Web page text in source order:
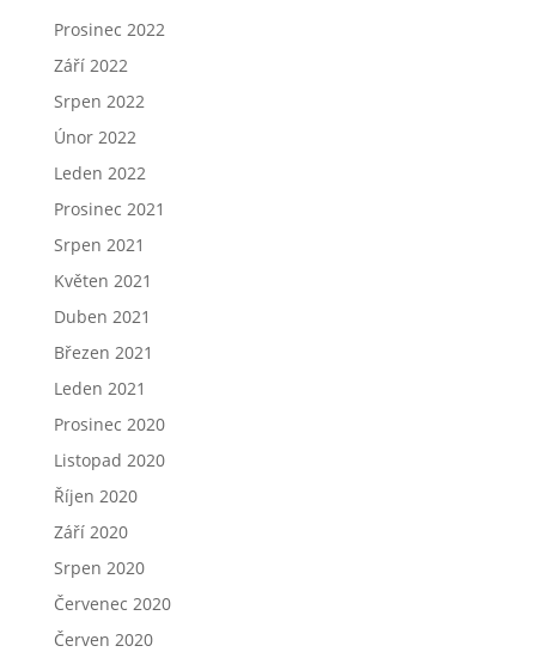
Prosinec 2022
Září 2022
Srpen 2022
Únor 2022
Leden 2022
Prosinec 2021
Srpen 2021
Květen 2021
Duben 2021
Březen 2021
Leden 2021
Prosinec 2020
Listopad 2020
Říjen 2020
Září 2020
Srpen 2020
Červenec 2020
Červen 2020